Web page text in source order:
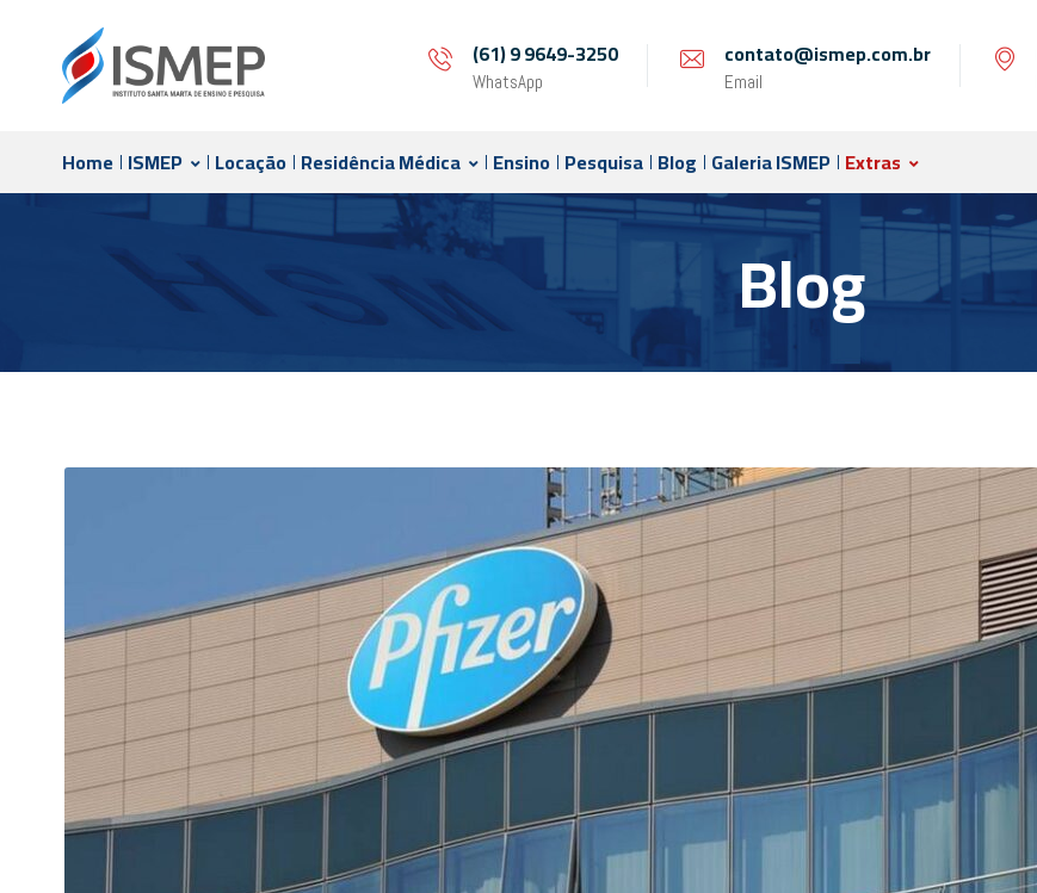
(61) 9 9649-3250
WhatsApp
contato@ismep.com.br
Email
Home ISMEP Locação Residência Médica Ensino Pesquisa Blog Galeria ISMEP Extras
Blog